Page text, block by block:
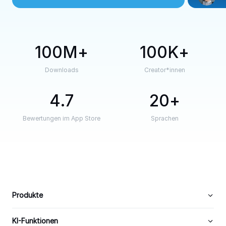
100M
Downloads
100K
Creator*innen
4.7
Bewertungen im App Store
20
Sprachen
Produkte
KI-Funktionen